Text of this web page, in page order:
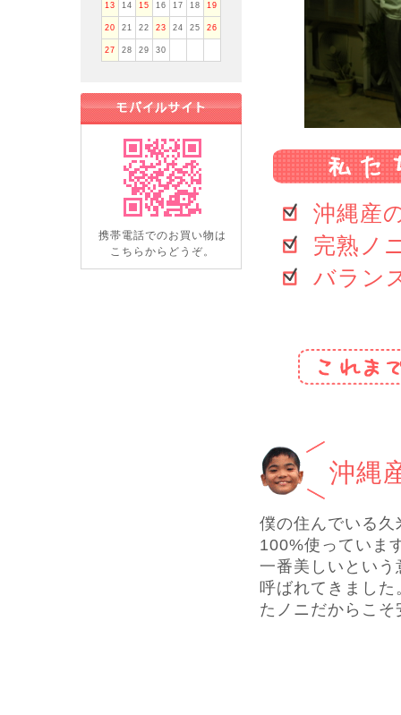
沖縄産
完熟ノ
バラン
沖縄
僕の住んでいる
100%使っていま
一番美しいとい
呼ばれてきまし
たノニだからこ
13 14 15 16 17 18 19
20 21 22 23 24 25 26
27 28 29 30
携帯電話でのお買い物は
こちらからどうぞ。